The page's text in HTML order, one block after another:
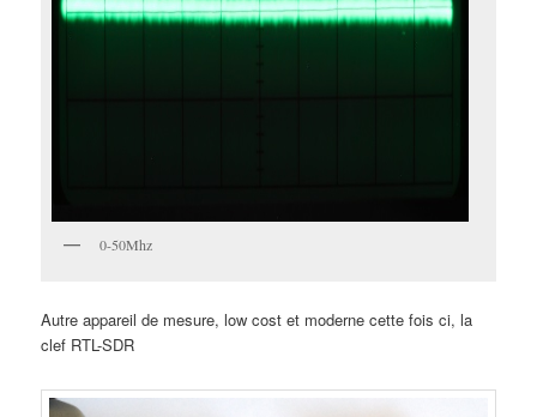
0-50Mhz
Autre appareil de mesure, low cost et moderne cette fois ci, la
clef RTL-SDR